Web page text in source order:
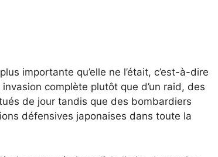
importante qu’elle ne l’était, c’est-à-dire
invasion complète plutôt que d’un raid, des
de jour tandis que des bombardiers
défensives japonaises dans toute la